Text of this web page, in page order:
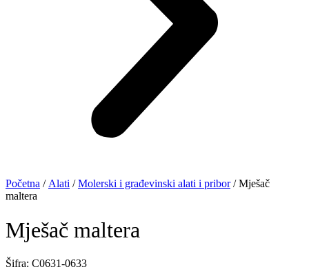
Početna / Alati /Molerski i građevinski alati i pribor/ Mješač
maltera
Mješač maltera
Šifra: C0631-0633